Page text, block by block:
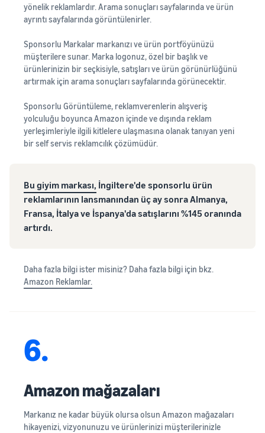
yönelik reklamlardır. Arama sonuçları sayfalarında ve ürün
ayrıntı sayfalarında görüntülenirler.
Sponsorlu Markalar markanızı ve ürün portföyünüzü
müşterilere sunar. Marka logonuz, özel bir başlık ve
ürünlerinizin bir seçkisiyle, satışları ve ürün görünürlüğünü
artırmak için arama sonuçları sayfalarında görünecektir.
Sponsorlu Görüntüleme, reklamverenlerin alışveriş
yolculuğu boyunca Amazon içinde ve dışında reklam
yerleşimleriyle ilgili kitlelere ulaşmasına olanak tanıyan yeni
bir self servis reklamcılık çözümüdür.
Bu giyim markası, İngiltere'de sponsorlu ürün
reklamlarının lansmanından üç ay sonra Almanya,
Fransa, İtalya ve İspanya'da satışlarını %145 oranında
artırdı.
Daha fazla bilgi ister misiniz? Daha fazla bilgi için bkz.
Amazon Reklamlar.
6.
Amazon mağazaları
Markanız ne kadar büyük olursa olsun Amazon mağazaları
hikayenizi, vizyonunuzu ve ürünlerinizi müşterilerinizle